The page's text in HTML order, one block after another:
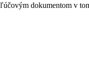
dokumentom v